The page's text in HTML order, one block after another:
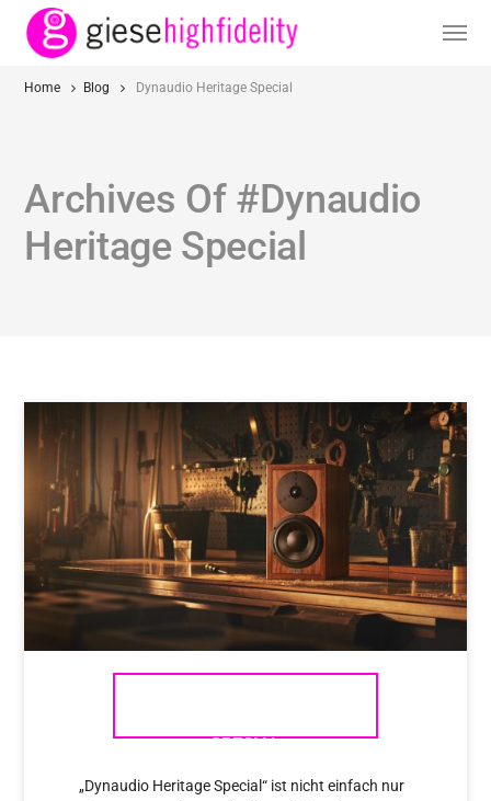
Home Blog Dynaudio Heritage Special
Archives Of #Dynaudio
Heritage Special
SPECIAL
„Dynaudio Heritage Special“ ist nicht einfach nur